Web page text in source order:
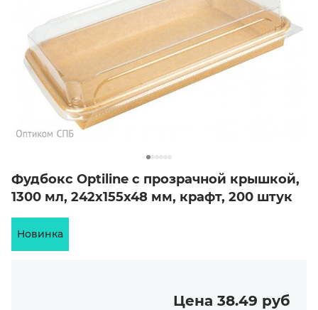
Фудбокс Optiline с прозрачной крышкой,
1300 мл, 242х155х48 мм, крафт, 200 штук
Цена 38.49 руб
Новинка